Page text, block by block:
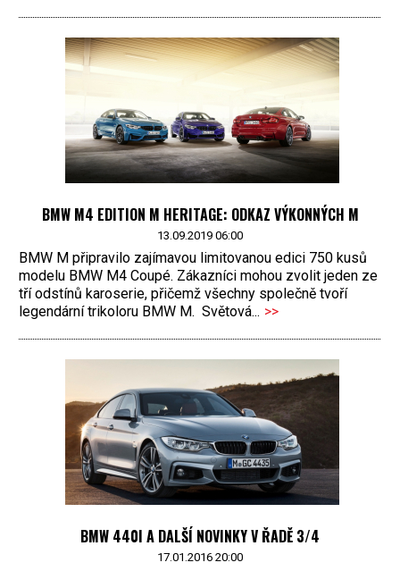
BMW M4 EDITION M HERITAGE: ODKAZ VÝKONNÝCH M
13.09.2019 06:00
BMW M připravilo zajímavou limitovanou edici 750 kusů
modelu BMW M4 Coupé. Zákazníci mohou zvolit jeden ze
tří odstínů karoserie, přičemž všechny společně tvoří
legendární trikoloru BMW M. Světová... >>
BMW 440I A DALŠÍ NOVINKY V ŘADĚ 3/4
17.01.2016 20:00